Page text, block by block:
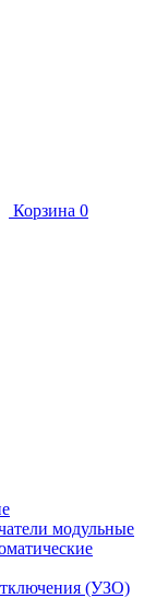
Корзина 0
модульные
(УЗО)